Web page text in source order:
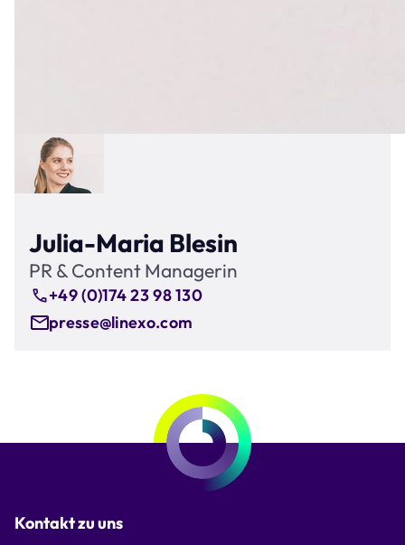
Julia-Maria Blesin
PR & Content Managerin
+49 (0)174 23 98 130
presse@linexo.com
Kontakt zu uns